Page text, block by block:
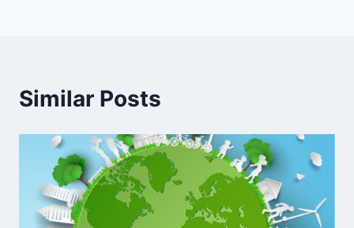
Similar Posts